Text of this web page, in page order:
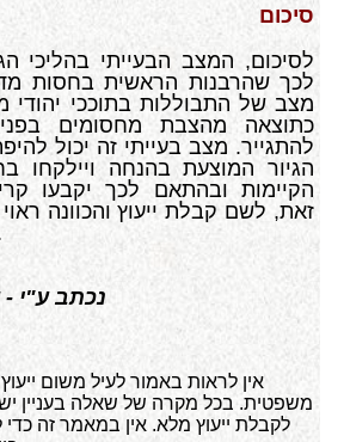
סיכום
לסיכום, המצב הבעייתי בהליכי
לכך שהרבנות הראשית בחסות
מצב של התבוללות בתוככי יהודי
כתוצאה מהצבת מחסומים בפני
להתגייר. מצב בעייתי זה יכול
הגיור המוצעת בהנחה ויילקחו
הקיימות ובהתאם לכך יקבעו
זאת, לשם קבלת ייעוץ והכוונה ראוי
בעל
נכתב ע"י -
אין לראות באמור לעיל משום
משפטית. בכל מקרה של שאלה בעניין
לקבלת ייעוץ מלא. אין במאמר זה כדי